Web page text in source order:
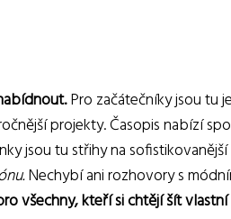
Pro začátečníky jsou tu
projekty. Časopis nabízí
jsou tu střihy na
Nechybí ani rozhovory s
všechny, kteří si chtějí šít